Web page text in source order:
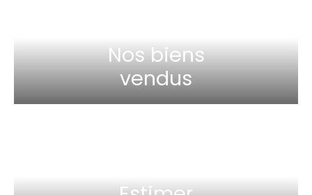
Nos biens
vendus